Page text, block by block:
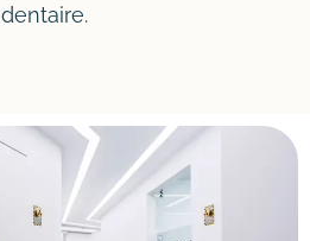
dentaire.